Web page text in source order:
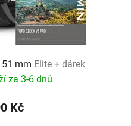
mm Elite + dárek
za 3-6 dnů
Kč